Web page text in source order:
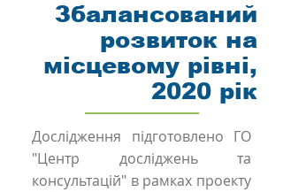
Збалансований
розвиток на
місцевому рівні,
2020 рік
Дослідження підготовлено ГО
"Центр досліджень та
консультацій" в рамках проекту